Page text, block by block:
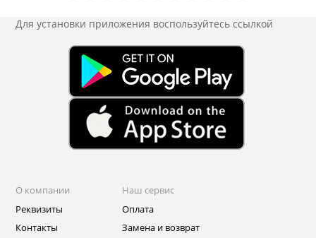
Для установки приложения воспользуйтесь ссылкой
О компании
Реквизиты
Контакты
Наш сервис
Оплата
Замена и возврат